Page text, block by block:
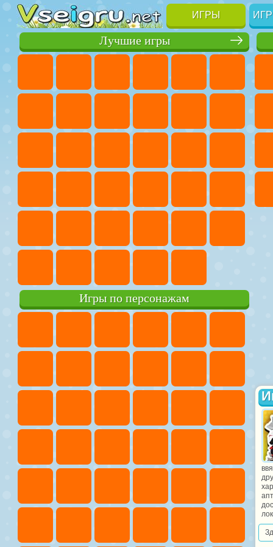
ИГРЫ
Лучшие игры
Игры по персонажам